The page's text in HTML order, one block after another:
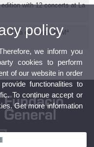
with 12 concerts at La
L'illa del corall de Mª
policy
we inform you
cookies to perform
of our website in order
functionalities to
To continue accept or
Get more information